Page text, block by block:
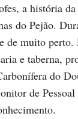
a história
do Pejão.
de muito
e taberna,
do
de